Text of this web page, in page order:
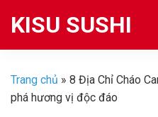
KISU SUSHI
Trang chủ » 8 Địa Chỉ Cháo
phá hương vị độc đáo